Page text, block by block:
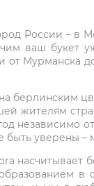
России –
ваш букет
Мурманска
берлинским
жителям
независимо
быть уверены